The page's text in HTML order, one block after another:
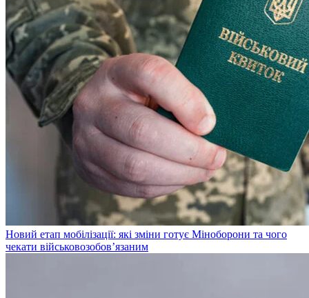
Новий етап мобілізації: які зміни готує Міноборони та чого
чекати військовозобов’язаним